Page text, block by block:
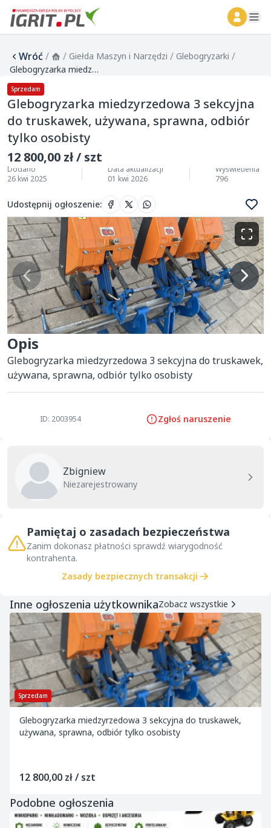
Wróć/ / Giełda Maszyn i Narzędzi / Glebogryzarki /
Glebogryzarka miedzyrzedowa 3 sekcyjna do truskawek, używana, sprawna, odbiór tylko osobisty
Sprzedam
Glebogryzarka miedzyrzedowa 3 sekcyjna
do truskawek, używana, sprawna, odbiór
tylko osobisty
12 800,00 zł / szt
Dodano
26 kwi 2025
Data aktualizacji
01 kwi 2026
Wyświetlenia
796
Udostępnij ogłoszenie:
Opis
Glebogryzarka miedzyrzedowa 3 sekcyjna do truskawek,
używana, sprawna, odbiór tylko osobisty
ID: 2003954 Zgłoś naruszenie
Zbigniew
Niezarejestrowany
Pamiętaj o zasadach bezpieczeństwa
Zanim dokonasz płatności sprawdź wiarygodność
kontrahenta.
Zasady bezpiecznych transakcji
Inne ogłoszenia użytkownikaZobacz wszystkie
Sprzedam
Glebogryzarka miedzyrzedowa 3 sekcyjna do truskawek,
używana, sprawna, odbiór tylko osobisty
12 800,00 zł / szt
Podobne ogłoszenia